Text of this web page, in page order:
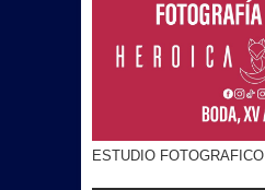
ESTUDIO FOTOGRAFICO